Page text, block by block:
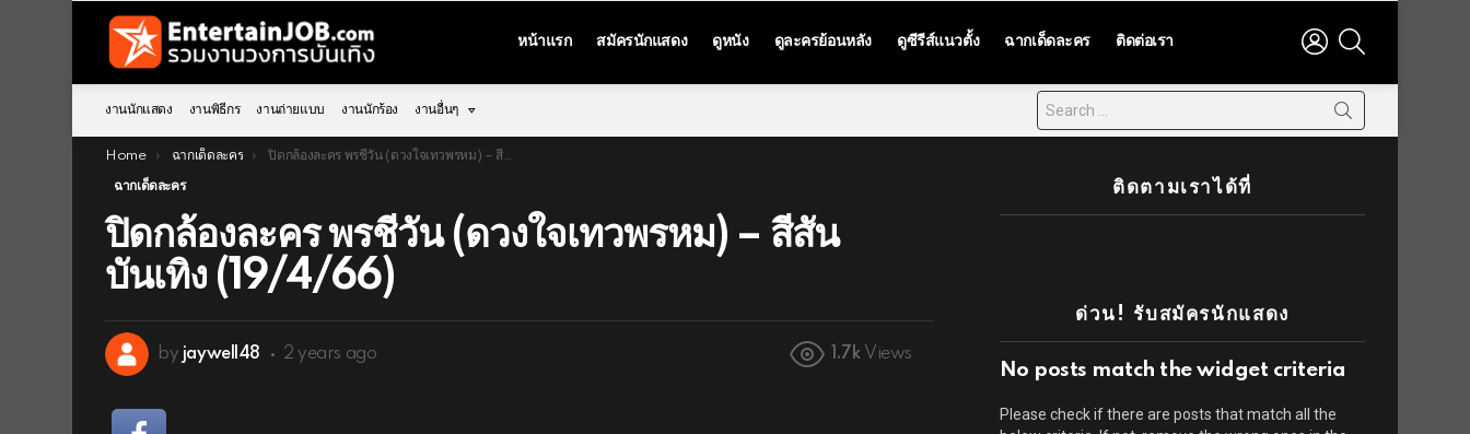
หน้าแรก สมัครนักแสดง ดูหนัง ดูละครย้อนหลัง ดูซีรีส์แนวตั้ง ฉากเด็ดละคร ติดต่อเรา
LOGIN
งานนักแสดง งานพิธีกร งานถ่ายแบบ งานนักร้อง งานอื่นๆ
You are here:
Home ฉากเด็ดละคร ปิดกล้องละคร พรชีวัน (ดวงใจเทวพรหม) – สีสันบันเทิง (19/4/66)
ฉากเด็ดละคร
ปิดกล้องละคร พรชีวัน (ดวงใจเทวพรหม) – สีสัน
บันเทิง (19/4/66)
by jaywell48 2 years ago 1.7k Views
ติดตามเราได้ที่
ด่วน! รับสมัครนักแสดง
No posts match the widget criteria
Please check if there are posts that match all the